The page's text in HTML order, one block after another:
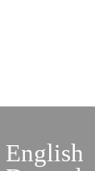
English